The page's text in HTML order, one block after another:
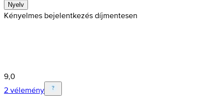
Nyelv
Kényelmes bejelentkezés díjmentesen
9,0
2 vélemény